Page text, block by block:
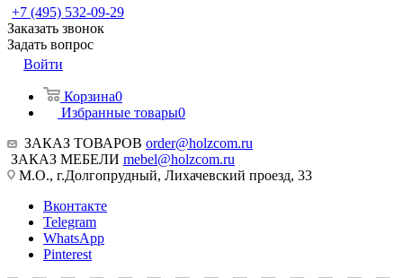
+7 (495) 532-09-29
Заказать звонок
Задать вопрос
Войти
Корзина0
Избранные товары0
ЗАКАЗ ТОВАРОВ order@holzcom.ru
ЗАКАЗ МЕБЕЛИ mebel@holzcom.ru
М.О., г.Долгопрудный, Лихачевский проезд, 33
Вконтакте
Telegram
WhatsApp
Pinterest